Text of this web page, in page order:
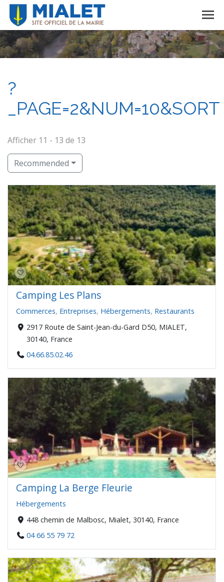
?
_PAGE=2&NUM=10&SORT
Afficher 11 - 13 de 13
Recommended
Camping Les Plans
Commerces, Entreprises, Hébergements, Restaurants
2917 Route de Saint-Jean-du-Gard D50, MIALET,
30140, France
04.66.85.02.46
Camping La Berge Fleurie
Hébergements
448 chemin de Malbosc, Mialet, 30140, France
04 66 55 79 72